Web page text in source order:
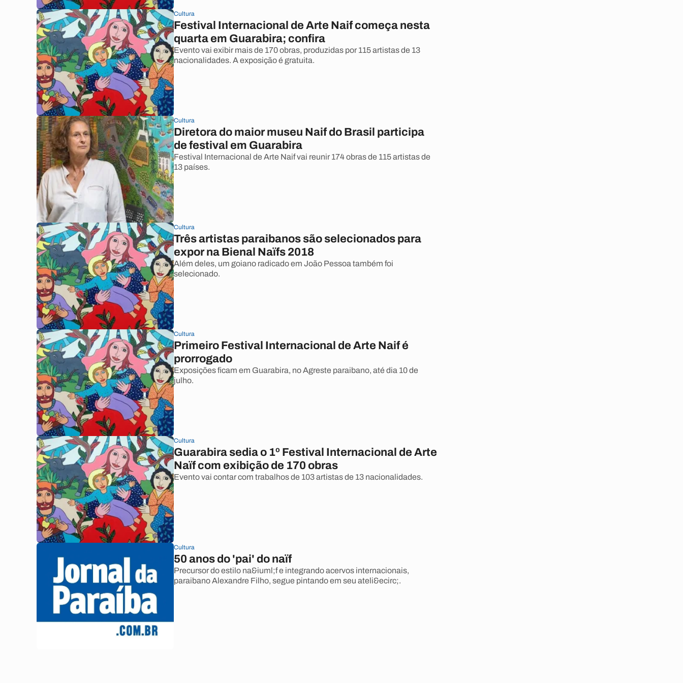
Cultura
Festival Internacional de Arte Naif começa nesta
quarta em Guarabira; confira
Evento vai exibir mais de 170 obras, produzidas por 115 artistas de 13
nacionalidades. A exposição é gratuita.
Cultura
Diretora do maior museu Naif do Brasil participa
de festival em Guarabira
Festival Internacional de Arte Naif vai reunir 174 obras de 115 artistas de
13 países.
Cultura
Três artistas paraibanos são selecionados para
expor na Bienal Naïfs 2018
Além deles, um goiano radicado em João Pessoa também foi
selecionado.
Cultura
Primeiro Festival Internacional de Arte Naif é
prorrogado
Exposições ficam em Guarabira, no Agreste paraibano, até dia 10 de
julho.
Cultura
Guarabira sedia o 1º Festival Internacional de Arte
Naïf com exibição de 170 obras
Evento vai contar com trabalhos de 103 artistas de 13 nacionalidades.
Cultura
50 anos do 'pai' do naïf
Precursor do estilo na&iuml;f e integrando acervos internacionais,
paraibano Alexandre Filho, segue pintando em seu ateli&ecirc;.